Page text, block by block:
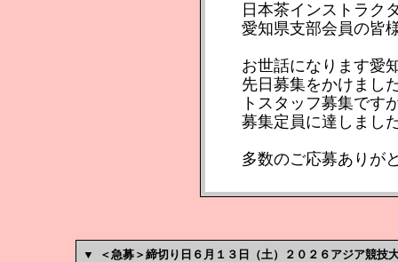
日本茶インストラク
愛知県支部会員の皆
お世話になります愛
先日募集をかけまし
トスタッフ募集です
募集定員に達しまし
多数のご応募ありが
▼ ＜急募＞締切り日６月１３日（土）２０２６アジア競技